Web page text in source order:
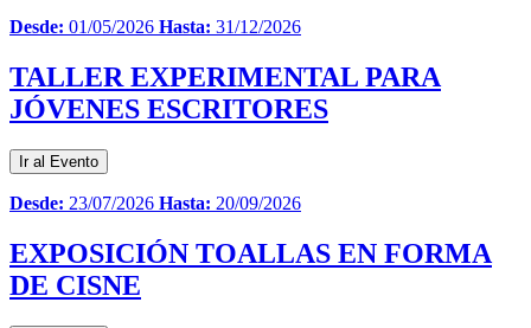
Desde: 01/05/2026 Hasta: 31/12/2026
TALLER EXPERIMENTAL PARA
JÓVENES ESCRITORES
Ir al Evento
Desde: 23/07/2026 Hasta: 20/09/2026
EXPOSICIÓN TOALLAS EN FORMA
DE CISNE